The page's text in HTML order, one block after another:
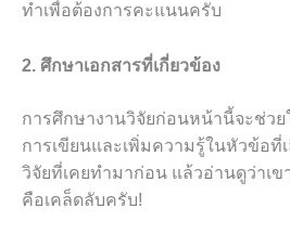
ทำเพื่อต้องการคะแนนครับ
2. ศึกษาเอกสารที่เกี่ยวข้อง
การศึกษางานวิจัยก่อนหน้านี้จะช่วย
การเขียนและเพิ่มความรู้ในหัวข้อที่
วิจัยที่เคยทำมาก่อน แล้วอ่านดูว่าเข
คือเคล็ดลับครับ!